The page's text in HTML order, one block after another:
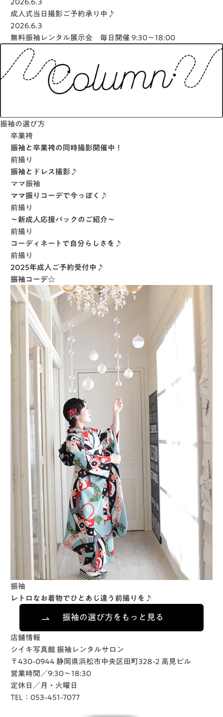
2026.6.3
成人式当日撮影ご予約承り中♪
2026.6.3
無料振袖レンタル展示会 毎日開催 9:30～18:00
振袖の選び方
卒業袴
振袖と卒業袴の同時撮影開催中！
前撮り
振袖とドレス撮影♪
ママ振袖
ママ振りコーデで今っぽく♪
前撮り
～新成人応援パックのご紹介～
前撮り
コーディネートで自分らしさを♪
前撮り
2025年成人ご予約受付中♪
振袖コーデ☆
振袖
レトロなお着物でひとあじ違う前撮りを♪
振袖の選び方をもっと見る
店舗情報
シイキ写真館 振袖レンタルサロン
〒430-0944 静岡県浜松市中央区田町328-2 高見ビル
営業時間／9:30～18:30
定休日／月・火曜日
TEL：053-451-7077